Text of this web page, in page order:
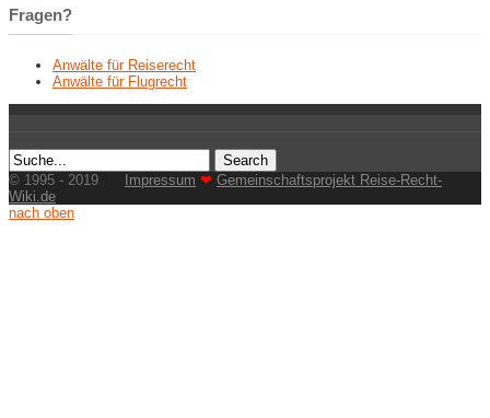
Fragen?
Anwälte für Reiserecht
Anwälte für Flugrecht
© 1995 - 2019 Impressum ❤ Gemeinschaftsprojekt Reise-Recht-
Wiki.de
nach oben